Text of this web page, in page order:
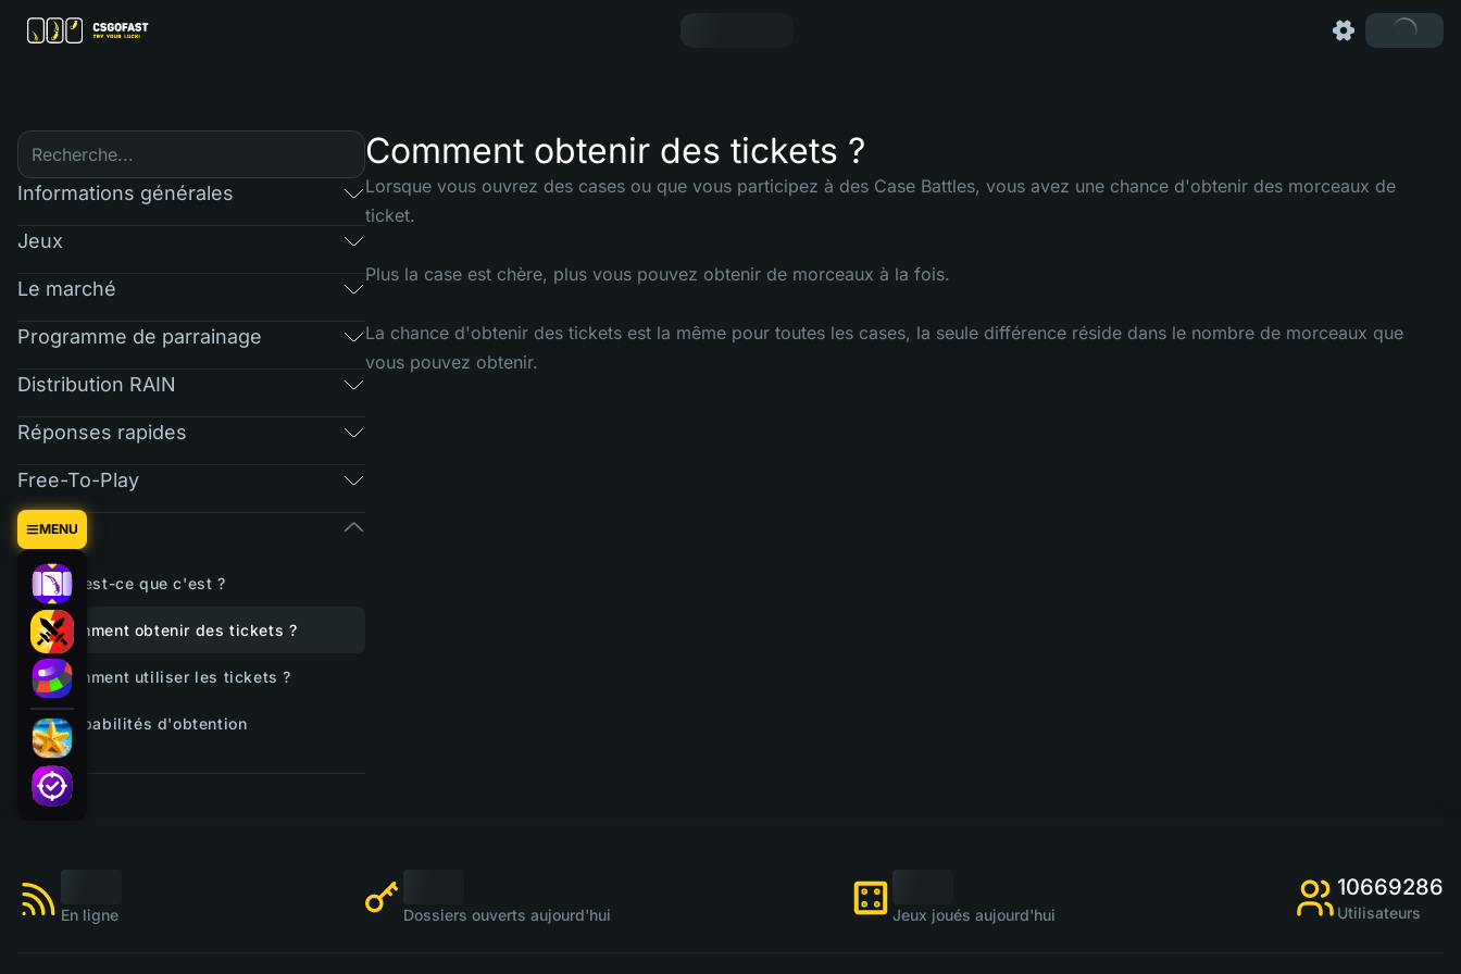
MENU
Informations générales
Jeux
Le marché
Programme de parrainage
Distribution RAIN
Réponses rapides
Free-To-Play
Tickets
Qu'est-ce que c'est ?
Comment obtenir des tickets ?
Comment utiliser les tickets ?
Probabilités d'obtention
Comment obtenir des tickets ?
Lorsque vous ouvrez des cases ou que vous participez à des Case Battles, vous avez une chance d'obtenir des morceaux de
ticket.
Plus la case est chère, plus vous pouvez obtenir de morceaux à la fois.
La chance d'obtenir des tickets est la même pour toutes les cases, la seule différence réside dans le nombre de morceaux que
vous pouvez obtenir.
En ligne Dossiers ouverts aujourd'hui Jeux joués aujourd'hui
10669286
Utilisateurs